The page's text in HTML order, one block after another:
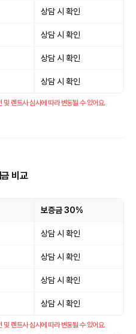
상담 시 확인
상담 시 확인
상담 시 확인
상담 시 확인
및 렌트사 심사에 따라 변동될 수 있어요.
비교
보증금 30%
상담 시 확인
상담 시 확인
상담 시 확인
상담 시 확인
및 렌트사 심사에 따라 변동될 수 있어요.